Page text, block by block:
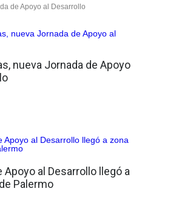
de Apoyo al Desarrollo
nueva Jornada de Apoyo
Apoyo al Desarrollo llegó a
Palermo